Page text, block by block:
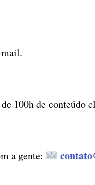
mail.
100h de conteúdo
a gente: